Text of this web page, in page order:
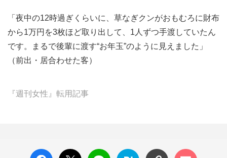
「夜中の12時過ぎくらいに、草なぎクンがおもむろに財布
から1万円を3枚ほど取り出して、1人ずつ手渡していたん
です。まるで後輩に渡す“お年玉”のように見えました」
（前出・居合わせた客）
『週刊女性』転用記事
facebo X ポス LINE はてな コメン